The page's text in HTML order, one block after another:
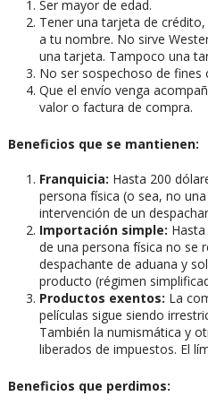
Ser mayor de edad.
Tener una tarjeta de
a tu nombre. No sirve
una tarjeta. Tampoco una
No ser sospechoso de fines
Que el envío venga
valor o factura de compra.
Beneficios que se mantienen:
Franquicia: Hasta 200
persona física (o sea, no
intervención de un
Importación simple:
de una persona física no se
despachante de aduana y
producto (régimen
Productos exentos: La
películas sigue siendo
También la numismática y
liberados de impuestos. El
Beneficios que perdimos: